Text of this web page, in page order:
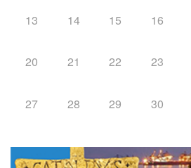
13 14 15 16
20 21 22 23
27 28 29 30